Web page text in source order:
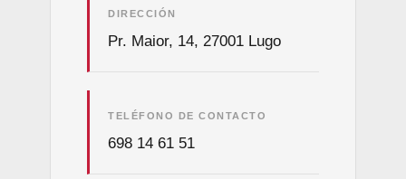
DIRECCIÓN
Pr. Maior, 14, 27001 Lugo
TELÉFONO DE CONTACTO
698 14 61 51